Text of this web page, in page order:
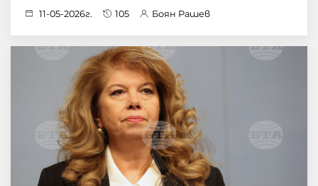
11-05-2026г. 105 Боян Рашев